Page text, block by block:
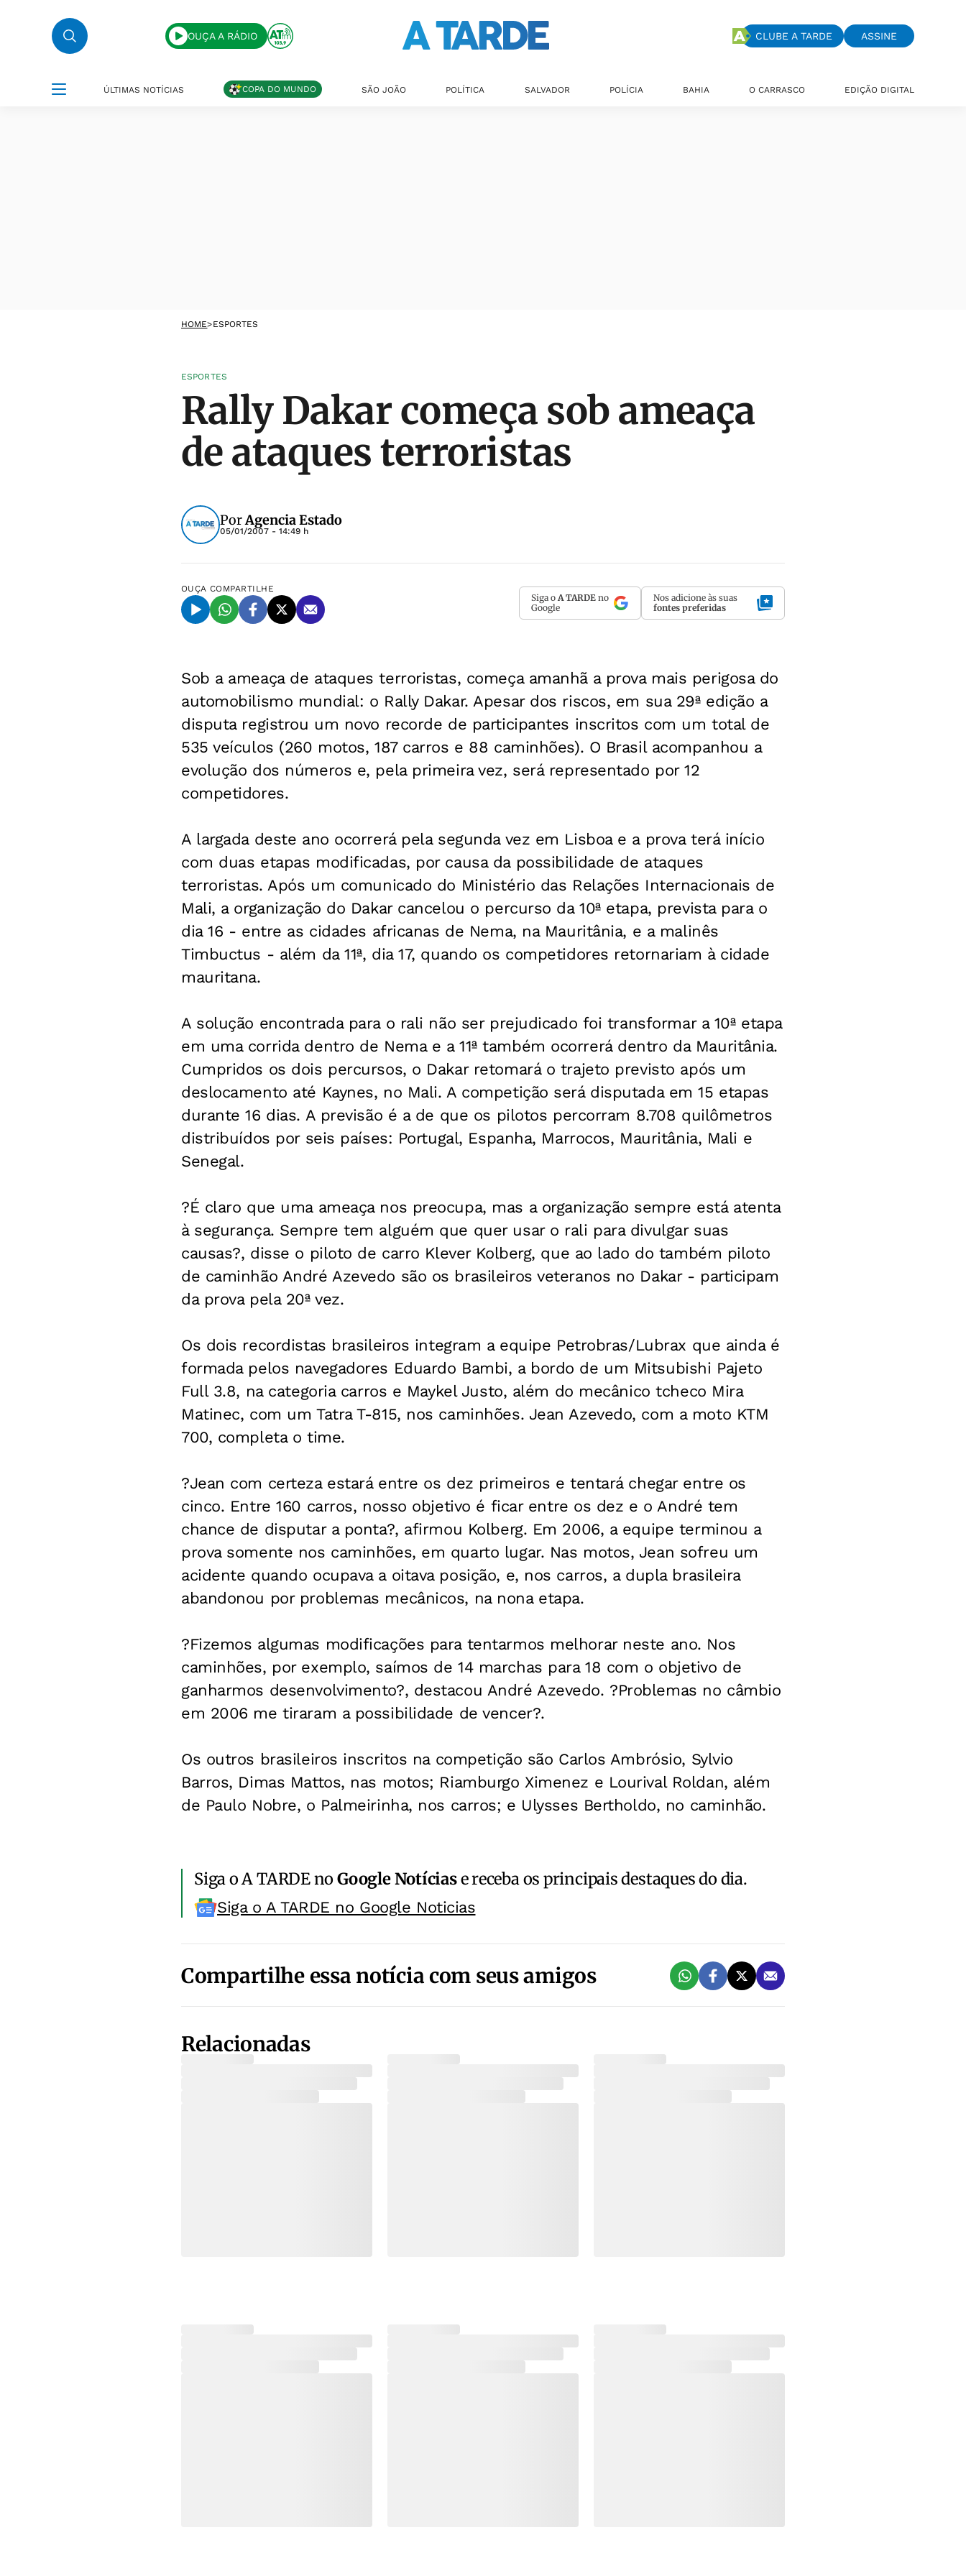
OUÇA A RÁDIO CLUBE A TARDE ASSINE
ÚLTIMAS NOTÍCIAS COPA DO MUNDO SÃO JOÃO POLÍTICA SALVADOR POLÍCIA BAHIA O CARRASCO EDIÇÃO DIGITAL
HOME>ESPORTES
ESPORTES
Rally Dakar começa sob ameaça
de ataques terroristas
PorAgencia Estado
05/01/2007 - 14:49 h
OUÇA COMPARTILHE
Siga o A TARDE no
Google
Nos adicione às suas
fontes preferidas
Sob a ameaça de ataques terroristas, começa amanhã a prova mais perigosa do
automobilismo mundial: o Rally Dakar. Apesar dos riscos, em sua 29ª edição a
disputa registrou um novo recorde de participantes inscritos com um total de
535 veículos (260 motos, 187 carros e 88 caminhões). O Brasil acompanhou a
evolução dos números e, pela primeira vez, será representado por 12
competidores.
A largada deste ano ocorrerá pela segunda vez em Lisboa e a prova terá início
com duas etapas modificadas, por causa da possibilidade de ataques
terroristas. Após um comunicado do Ministério das Relações Internacionais de
Mali, a organização do Dakar cancelou o percurso da 10ª etapa, prevista para o
dia 16 - entre as cidades africanas de Nema, na Mauritânia, e a malinês
Timbuctus - além da 11ª, dia 17, quando os competidores retornariam à cidade
mauritana.
A solução encontrada para o rali não ser prejudicado foi transformar a 10ª etapa
em uma corrida dentro de Nema e a 11ª também ocorrerá dentro da Mauritânia.
Cumpridos os dois percursos, o Dakar retomará o trajeto previsto após um
deslocamento até Kaynes, no Mali. A competição será disputada em 15 etapas
durante 16 dias. A previsão é a de que os pilotos percorram 8.708 quilômetros
distribuídos por seis países: Portugal, Espanha, Marrocos, Mauritânia, Mali e
Senegal.
?É claro que uma ameaça nos preocupa, mas a organização sempre está atenta
à segurança. Sempre tem alguém que quer usar o rali para divulgar suas
causas?, disse o piloto de carro Klever Kolberg, que ao lado do também piloto
de caminhão André Azevedo são os brasileiros veteranos no Dakar - participam
da prova pela 20ª vez.
Os dois recordistas brasileiros integram a equipe Petrobras/Lubrax que ainda é
formada pelos navegadores Eduardo Bambi, a bordo de um Mitsubishi Pajeto
Full 3.8, na categoria carros e Maykel Justo, além do mecânico tcheco Mira
Matinec, com um Tatra T-815, nos caminhões. Jean Azevedo, com a moto KTM
700, completa o time.
?Jean com certeza estará entre os dez primeiros e tentará chegar entre os
cinco. Entre 160 carros, nosso objetivo é ficar entre os dez e o André tem
chance de disputar a ponta?, afirmou Kolberg. Em 2006, a equipe terminou a
prova somente nos caminhões, em quarto lugar. Nas motos, Jean sofreu um
acidente quando ocupava a oitava posição, e, nos carros, a dupla brasileira
abandonou por problemas mecânicos, na nona etapa.
?Fizemos algumas modificações para tentarmos melhorar neste ano. Nos
caminhões, por exemplo, saímos de 14 marchas para 18 com o objetivo de
ganharmos desenvolvimento?, destacou André Azevedo. ?Problemas no câmbio
em 2006 me tiraram a possibilidade de vencer?.
Os outros brasileiros inscritos na competição são Carlos Ambrósio, Sylvio
Barros, Dimas Mattos, nas motos; Riamburgo Ximenez e Lourival Roldan, além
de Paulo Nobre, o Palmeirinha, nos carros; e Ulysses Bertholdo, no caminhão.
Siga o A TARDE noGoogle Notíciase receba os principais destaques do dia.
Siga o A TARDE no Google Noticias
Compartilhe essa notícia com seus amigos
Relacionadas